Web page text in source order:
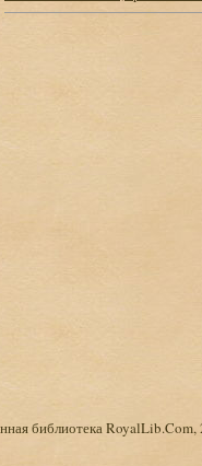
библиотека